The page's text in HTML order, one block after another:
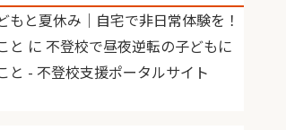
もと夏休み｜自宅で非日常体験を！
と に 不登校で昼夜逆転の子どもに
と - 不登校支援ポータルサイト